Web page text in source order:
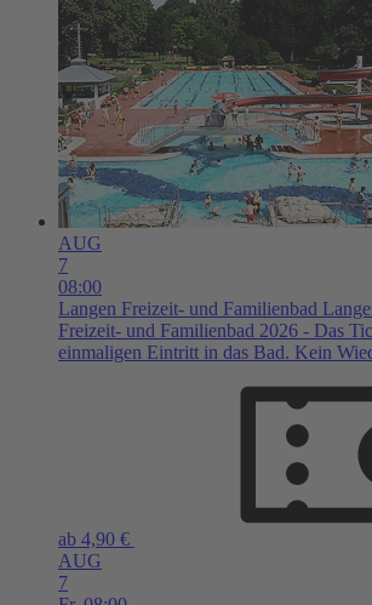
AUG
7
08:00
Langen Freizeit- und Familienbad
Freizeit- und Familienbad 2026 - Das
einmaligen Eintritt in das Bad. Kein
ab 4,90 €
AUG
7